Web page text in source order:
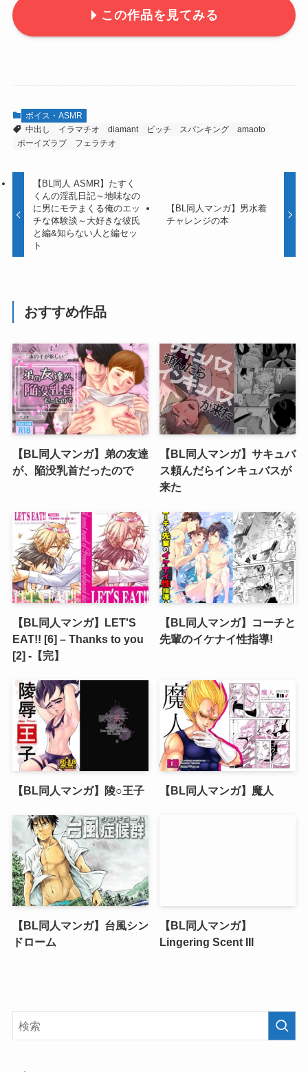
この作品を見てみる
ボイス・ASMR
中出し
イラマチオ diamant ビッチ スパンキング
amaoto
ボーイズラブ
フェラチオ
【BL同人 ASMR】たすく
くんの淫乱日記～地味なの
に男にモテまくる俺のエッ
チな体験談～大好きな彼氏
と編&知らない人と編セッ
ト
【BL同人マンガ】男水着
チャレンジの本
おすすめ作品
【BL同人マンガ】弟の友達
が、陥没乳首だったので
【BL同人マンガ】サキュバ
ス頼んだらインキュバスが
来た
【BL同人マンガ】LET'S
EAT!! [6] – Thanks to you
[2] -【完】
【BL同人マンガ】コーチと
先輩のイケナイ性指導!
【BL同人マンガ】陵○王子 【BL同人マンガ】魔人
【BL同人マンガ】台風シン
ドローム
【BL同人マンガ】
Lingering Scent III